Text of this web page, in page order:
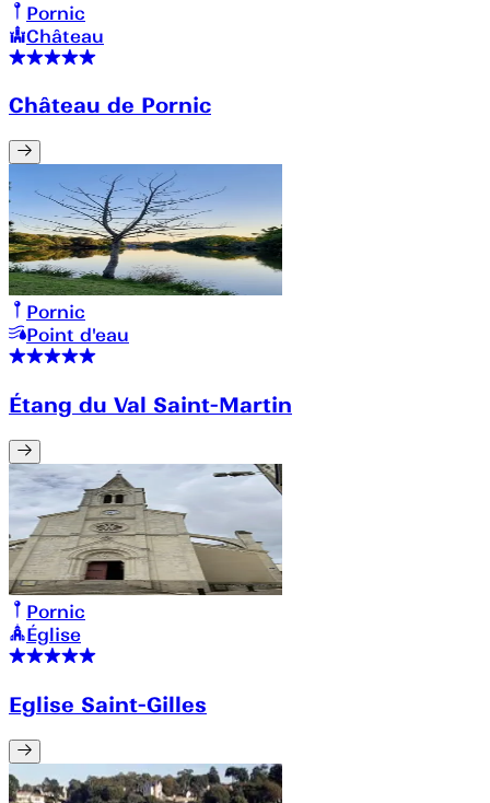
Pornic
Château
Château de Pornic
Pornic
Point d'eau
Étang du Val Saint-Martin
Pornic
Église
Eglise Saint-Gilles